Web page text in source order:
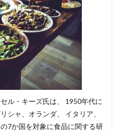
ル・キーズ氏は、 1950年代に
シャ、オランダ、 イタリア、
7か国を対象に食品に関する研